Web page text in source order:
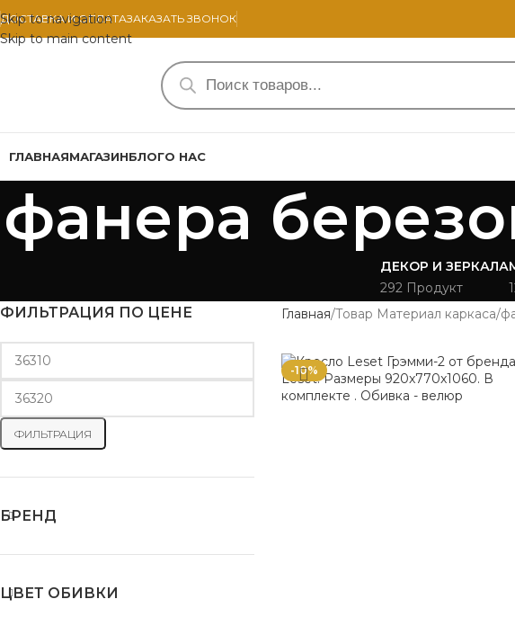
Skip to navigation
Skip to main content
ДОСТАВКА И ОПЛАТАЗАКАЗАТЬ ЗВОНОК
ГЛАВНАЯМАГАЗИНБЛОГО НАС
фанера
ДЕКОР И ЗЕРКАЛА
292 Продукт
ФИЛЬТРАЦИЯ ПО ЦЕНЕ
ФИЛЬТРАЦИЯ
БРЕНД
ЦВЕТ ОБИВКИ
Главная Товар Материал каркаса
-10%